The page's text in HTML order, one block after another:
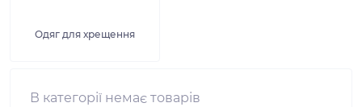
Одяг для хрещення
В категорії немає товарів